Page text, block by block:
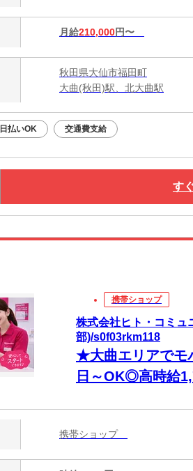
月給210,000円〜
秋田県大仙市福田町
大曲(秋田)駅、北大曲駅
日払いOK 交通費支給
す
携帯ショップ
株式会社ヒト・コミュ
部)/s0f03rkm118
★大曲エリアでモ
日～OK◎高時給
携帯ショップ